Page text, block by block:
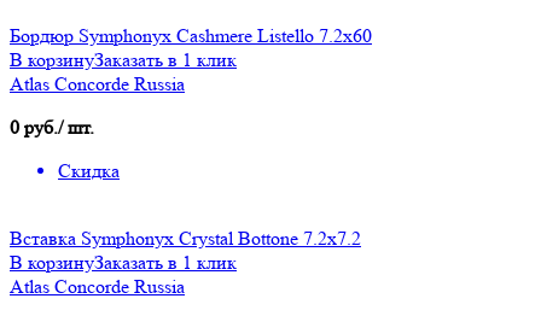
Бордюр Symphonyx Cashmere Listello 7.2x60
В корзинуЗаказать в 1 клик
Atlas Concorde Russia
0 руб./ шт.
Скидка
Вставка Symphonyx Crystal Bottone 7.2x7.2
В корзинуЗаказать в 1 клик
Atlas Concorde Russia